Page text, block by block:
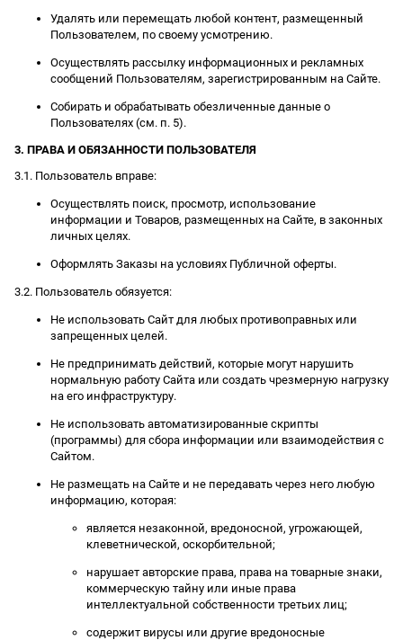
Удалять или перемещать любой контент, размещенный
Пользователем, по своему усмотрению.
Осуществлять рассылку информационных и рекламных
сообщений Пользователям, зарегистрированным на Сайте.
Собирать и обрабатывать обезличенные данные о
Пользователях (см. п. 5).
3. ПРАВА И ОБЯЗАННОСТИ ПОЛЬЗОВАТЕЛЯ
3.1. Пользователь вправе:
Осуществлять поиск, просмотр, использование
информации и Товаров, размещенных на Сайте, в законных
личных целях.
Оформлять Заказы на условиях Публичной оферты.
3.2. Пользователь обязуется:
Не использовать Сайт для любых противоправных или
запрещенных целей.
Не предпринимать действий, которые могут нарушить
нормальную работу Сайта или создать чрезмерную нагрузку
на его инфраструктуру.
Не использовать автоматизированные скрипты
(программы) для сбора информации или взаимодействия с
Сайтом.
Не размещать на Сайте и не передавать через него любую
информацию, которая:
является незаконной, вредоносной, угрожающей,
клеветнической, оскорбительной;
нарушает авторские права, права на товарные знаки,
коммерческую тайну или иные права
интеллектуальной собственности третьих лиц;
содержит вирусы или другие вредоносные